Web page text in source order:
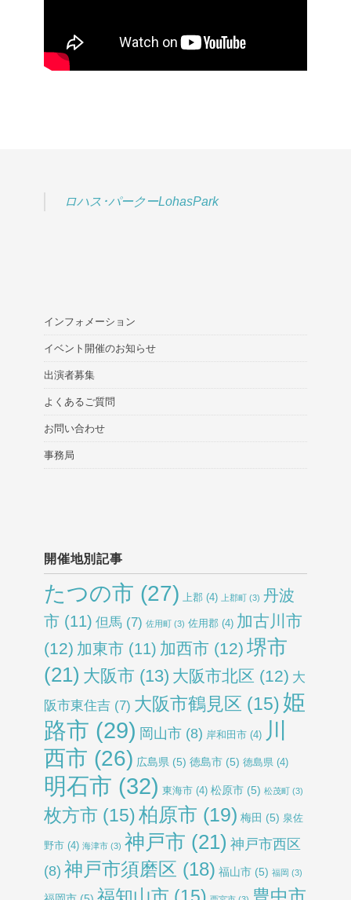
ロハス･パークーLohasPark
インフォメーション
イベント開催のお知らせ
出演者募集
よくあるご質問
お問い合わせ
事務局
開催地別記事
たつの市 (27) 上郡 (4) 上郡町 (3) 丹波
市 (11) 但馬 (7) 佐用町 (3) 佐用郡 (4) 加古川市
(12) 加東市 (11) 加西市 (12) 堺市
(21) 大阪市 (13) 大阪市北区 (12) 大
阪市東住吉 (7) 大阪市鶴見区 (15) 姫
路市 (29) 岡山市 (8) 岸和田市 (4) 川
西市 (26) 広島県 (5) 徳島市 (5) 徳島県 (4)
明石市 (32) 東海市 (4) 松原市 (5) 松茂町 (3)
枚方市 (15)柏原市 (19) 梅田 (5) 泉佐
野市 (4) 海津市 (3) 神戸市 (21) 神戸市西区
(8) 神戸市須磨区 (18) 福山市 (5) 福岡 (3)